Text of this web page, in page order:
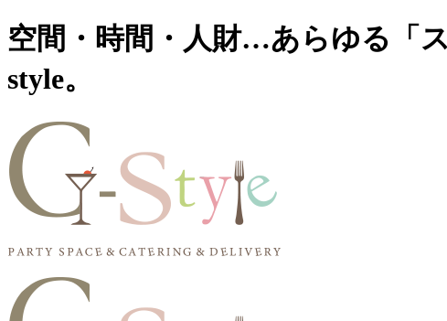
空間・時間・人財…あらゆる「
style。